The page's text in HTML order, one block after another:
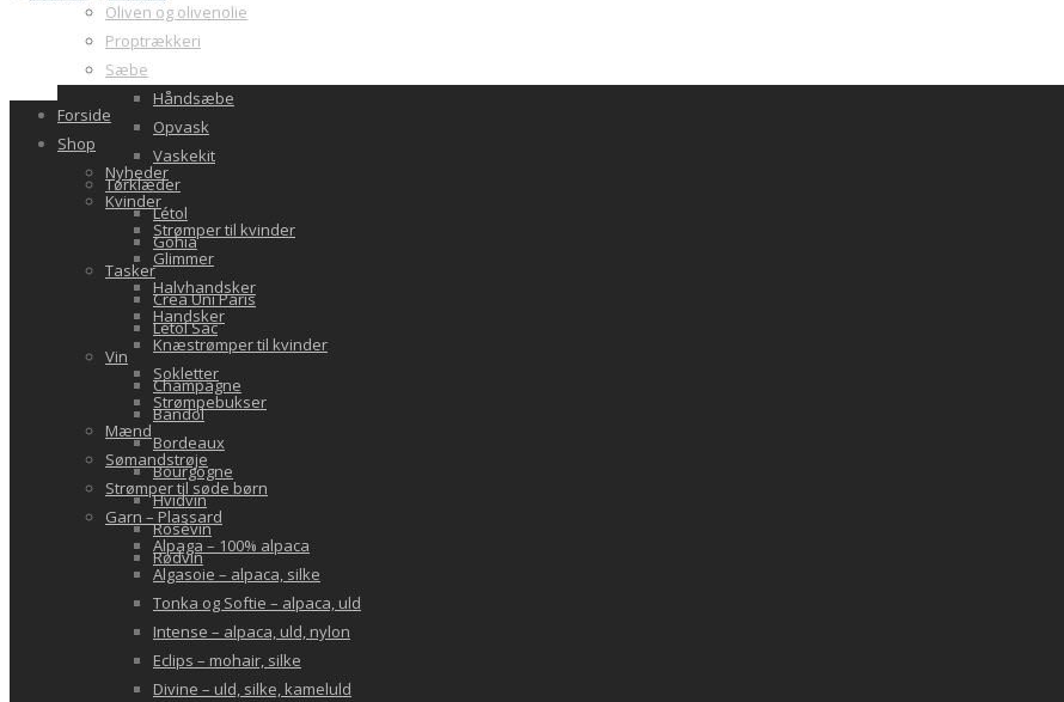
Oliven og olivenolie
Proptrækkeri
Sæbe
Håndsæbe
Opvask
Vaskekit
Tørklæder
Létol
Gohia
Tasker
Crea Uni Paris
Letol Sac
Vin
Champagne
Bandol
Bordeaux
Bourgogne
Hvidvin
Rosévin
Rødvin
Forside
Shop
Nyheder
Kvinder
Strømper til kvinder
Glimmer
Halvhandsker
Handsker
Knæstrømper til kvinder
Sokletter
Strømpebukser
Mænd
Sømandstrøje
Strømper til søde børn
Garn – Plassard
Alpaga – 100% alpaca
Algasoie – alpaca, silke
Tonka og Softie – alpaca, uld
Intense – alpaca, uld, nylon
Eclips – mohair, silke
Divine – uld, silke, kameluld